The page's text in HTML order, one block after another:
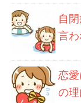
自
言
恋
の